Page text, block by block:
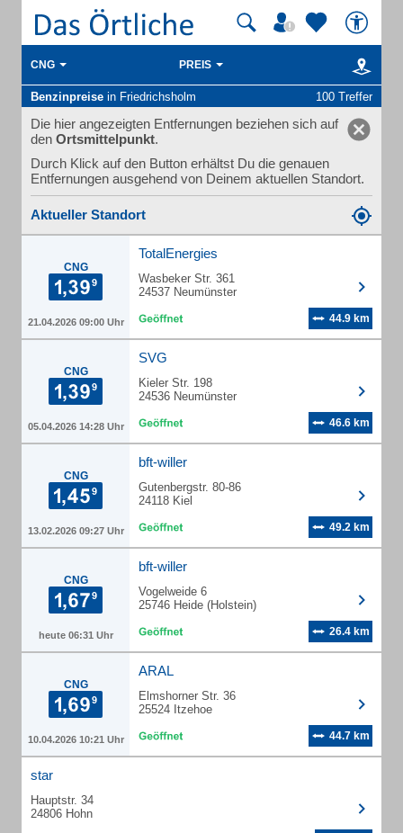
CNG PREIS
Benzinpreise in Friedrichsholm 100 Treffer
Die hier angezeigten Entfernungen beziehen sich auf
den Ortsmittelpunkt.
Durch Klick auf den Button erhältst Du die genauen
Entfernungen ausgehend von Deinem aktuellen Standort.
Aktueller Standort
CNG
21.04.2026 09:00 Uhr
TotalEnergies
Wasbeker Str. 361
24537 Neumünster
44.9 km
CNG
05.04.2026 14:28 Uhr
SVG
Kieler Str. 198
24536 Neumünster
46.6 km
CNG
13.02.2026 09:27 Uhr
bft-willer
Gutenbergstr. 80-86
24118 Kiel
49.2 km
CNG
heute 06:31 Uhr
bft-willer
Vogelweide 6
25746 Heide (Holstein)
26.4 km
CNG
10.04.2026 10:21 Uhr
ARAL
Elmshorner Str. 36
25524 Itzehoe
44.7 km
star
Hauptstr. 34
24806 Hohn